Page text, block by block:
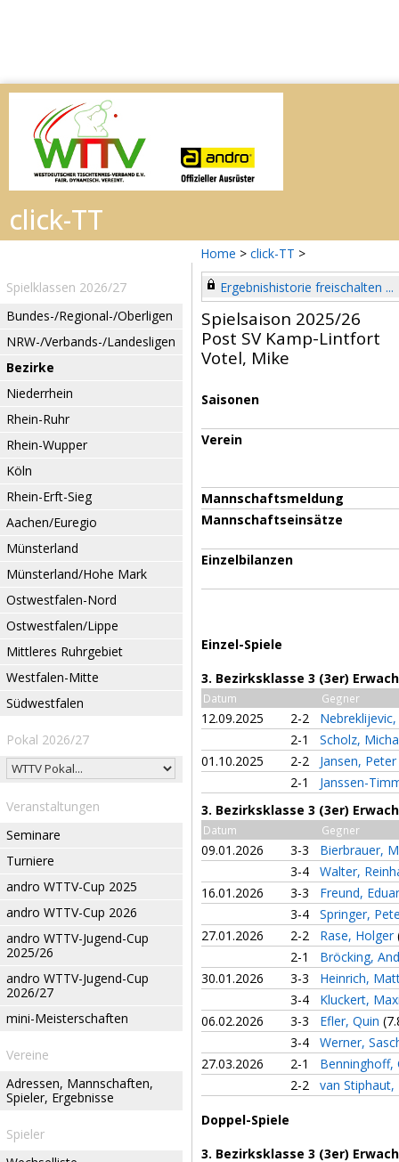
Home > click-TT >
Spielklassen 2026/27
Bundes-/Regional-/Oberligen
NRW-/Verbands-/Landesligen
Bezirke
Niederrhein
Rhein-Ruhr
Rhein-Wupper
Köln
Rhein-Erft-Sieg
Aachen/Euregio
Münsterland
Münsterland/Hohe Mark
Ostwestfalen-Nord
Ostwestfalen/Lippe
Mittleres Ruhrgebiet
Westfalen-Mitte
Südwestfalen
Pokal 2026/27
Veranstaltungen
Seminare
Turniere
andro WTTV-Cup 2025
andro WTTV-Cup 2026
andro WTTV-Jugend-Cup
2025/26
andro WTTV-Jugend-Cup
2026/27
mini-Meisterschaften
Vereine
Adressen, Mannschaften,
Spieler, Ergebnisse
Spieler
Ergebnishistorie freischalten ...
Spielsaison 2025/26
Post SV Kamp-Lintfort
Votel, Mike
Saisonen
Verein
Mannschaftsmeldung
Mannschaftseinsätze
Einzelbilanzen
Einzel-Spiele
3. Bezirksklasse 3 (3er)
Datum Gegner
12.09.2025 2-2
2-1
Scholz,
01.10.2025
2-2
Jansen, Peter
2-1
Janssen-
3. Bezirksklasse 3 (3er)
Datum Gegner
09.01.2026 3-3
Bierbrauer,
3-4
Walter,
16.01.2026
3-3
Freund,
3-4
Springer,
27.01.2026
2-2 Rase, Holger
2-1
Bröcking,
30.01.2026
3-3
Heinrich,
3-4
Kluckert,
06.02.2026
3-3 Efler, Quin
3-4
Werner,
27.03.2026
2-1
Benninghoff,
2-2
van
Doppel-Spiele
3. Bezirksklasse 3 (3er)